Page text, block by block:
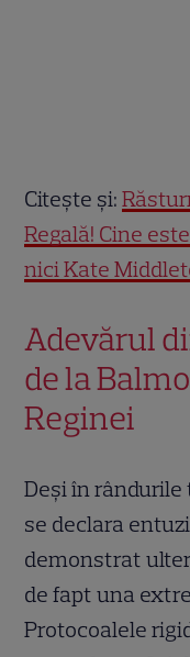
Citește și:
Regală! Cine
nici Kate
Adevărul
de la
Reginei
Deși în
se declara
demonstrat
de fapt una
Protocoalele